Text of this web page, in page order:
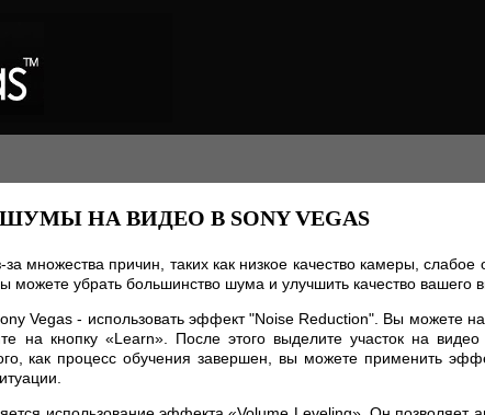
НА ВИДЕО В SONY VEGAS
множества причин, таких как низкое качество камеры,
можете убрать большинство шума и улучшить качество вашего
Vegas - использовать эффект "Noise Reduction". Вы можете
на кнопку «Learn». После этого выделите участок на
как процесс обучения завершен, вы можете применить